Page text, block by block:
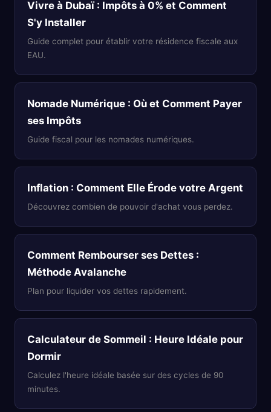
Vivre à Dubaï : Impôts à 0% et Comment
S'y Installer
Guide complet pour établir votre résidence fiscale aux
EAU.
Nomade Numérique : Où et Comment Payer
ses Impôts
Guide fiscal pour les nomades numériques.
Inflation : Comment Elle Érode votre Argent
Découvrez combien de pouvoir d'achat vous perdez.
Comment Rembourser ses Dettes :
Méthode Avalanche
Plan pour liquider vos dettes rapidement.
Calculateur de Sommeil : Heure Idéale pour
Dormir
Calculez l'heure idéale basée sur des cycles de 90
minutes.